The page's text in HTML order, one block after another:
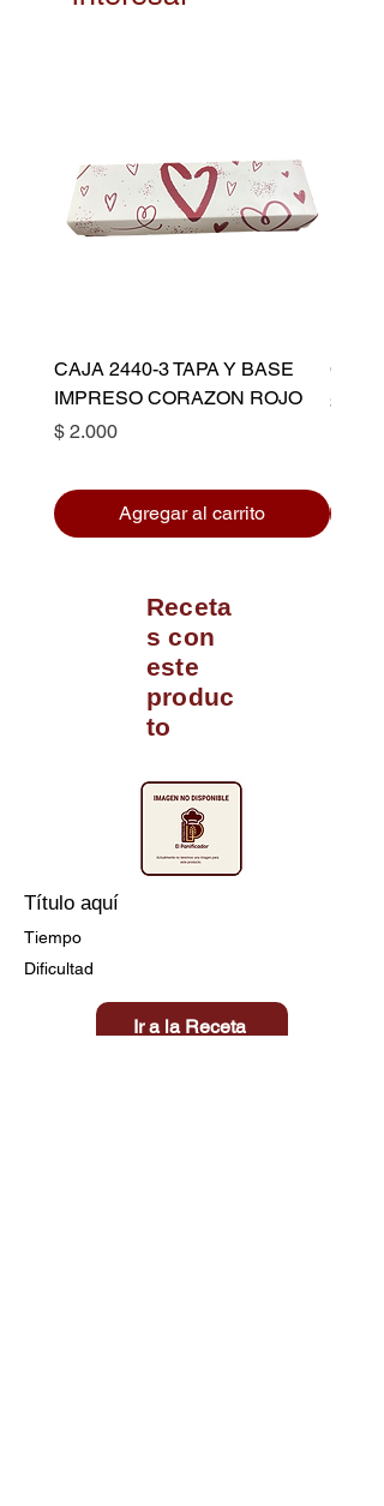
CAJA 2440-3 TAPA Y BASE
IMPRESO CORAZON ROJO
Precio
$ 2.000
Agregar al carrito
Precio
$
Receta
s con
este
produc
to
Título aquí
Tiempo
Dificultad
Ir a la Receta